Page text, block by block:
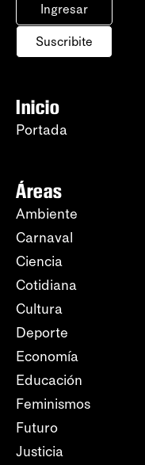
Ingresar
Suscribite
Inicio
Portada
Áreas
Ambiente
Carnaval
Ciencia
Cotidiana
Cultura
Deporte
Economía
Educación
Feminismos
Futuro
Justicia